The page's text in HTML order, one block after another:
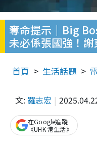
奪命提示｜Big
未必係張國強！
首頁 生活話題
文: 羅志宏
在Google追蹤
《UHK 港生活》